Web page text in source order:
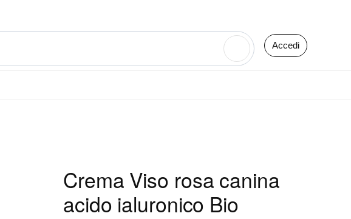
Accedi
Crema Viso rosa canina
acido ialuronico Bio